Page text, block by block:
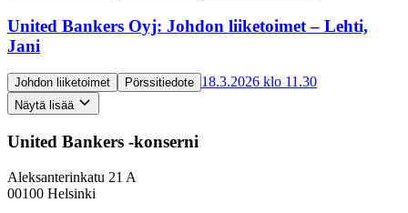
United Bankers Oyj: Johdon liiketoimet – Lehti,
Jani
Johdon liiketoimet Pörssitiedote 18.3.2026 klo 11.30
Näytä lisää
United Bankers -konserni
Aleksanterinkatu 21 A
00100 Helsinki